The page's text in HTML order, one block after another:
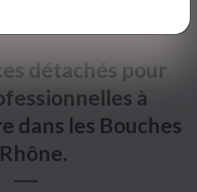
détachés pour
à
dans les Bouches